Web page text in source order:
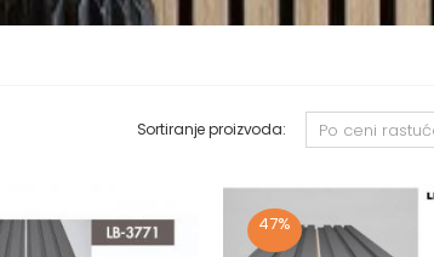
Sortiranje proizvoda:
47%